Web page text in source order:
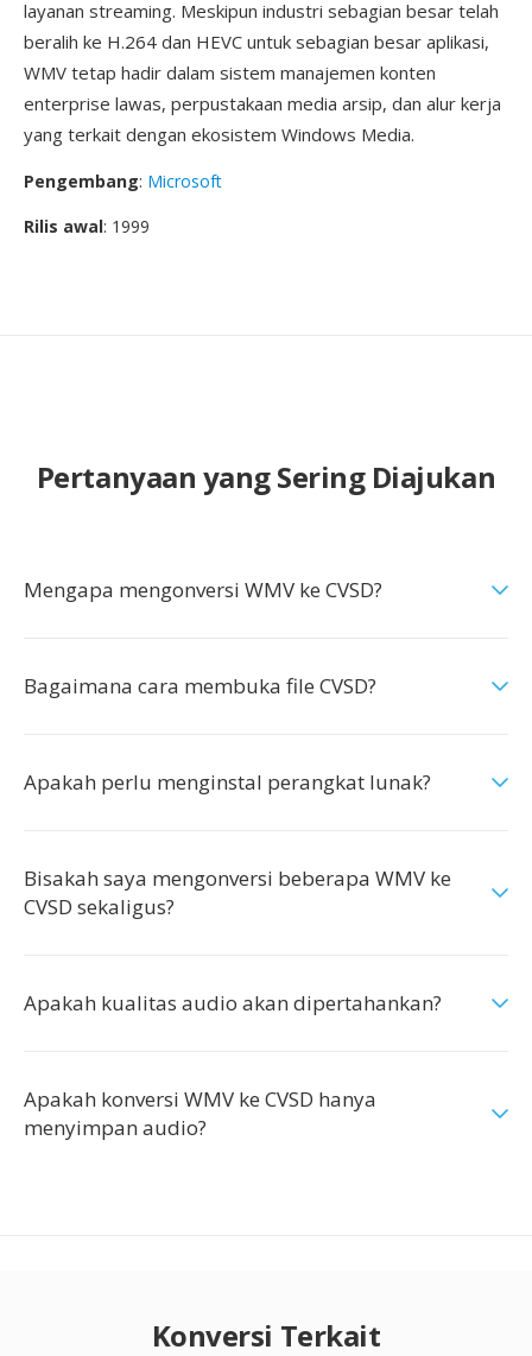
layanan streaming. Meskipun industri sebagian besar telah
beralih ke H.264 dan HEVC untuk sebagian besar aplikasi,
WMV tetap hadir dalam sistem manajemen konten
enterprise lawas, perpustakaan media arsip, dan alur kerja
yang terkait dengan ekosistem Windows Media.
Pengembang: Microsoft
Rilis awal: 1999
Pertanyaan yang Sering Diajukan
Mengapa mengonversi WMV ke CVSD?
Bagaimana cara membuka file CVSD?
Apakah perlu menginstal perangkat lunak?
Bisakah saya mengonversi beberapa WMV ke
CVSD sekaligus?
Apakah kualitas audio akan dipertahankan?
Apakah konversi WMV ke CVSD hanya
menyimpan audio?
Konversi Terkait